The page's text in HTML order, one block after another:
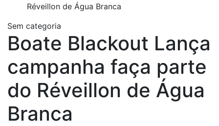
Réveillon de Água Branca
Sem categoria
Boate Blackout Lança
campanha faça parte
do Réveillon de Água
Branca